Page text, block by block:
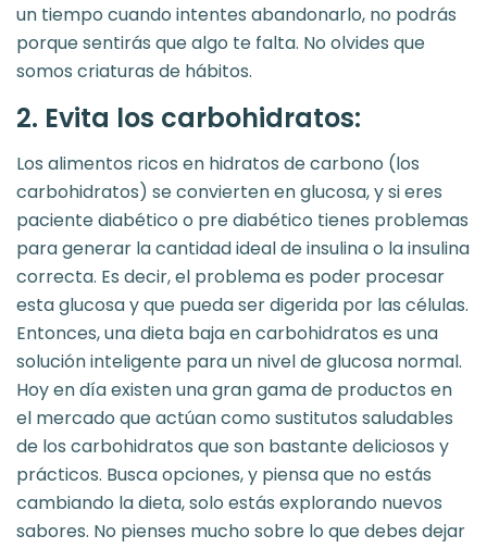
un tiempo cuando intentes abandonarlo, no podrás
porque sentirás que algo te falta. No olvides que
somos criaturas de hábitos.
2. Evita los carbohidratos:
Los alimentos ricos en hidratos de carbono (los
carbohidratos) se convierten en glucosa, y si eres
paciente diabético o pre diabético tienes problemas
para generar la cantidad ideal de insulina o la insulina
correcta. Es decir, el problema es poder procesar
esta glucosa y que pueda ser digerida por las células.
Entonces, una dieta baja en carbohidratos es una
solución inteligente para un nivel de glucosa normal.
Hoy en día existen una gran gama de productos en
el mercado que actúan como sustitutos saludables
de los carbohidratos que son bastante deliciosos y
prácticos. Busca opciones, y piensa que no estás
cambiando la dieta, solo estás explorando nuevos
sabores. No pienses mucho sobre lo que debes dejar